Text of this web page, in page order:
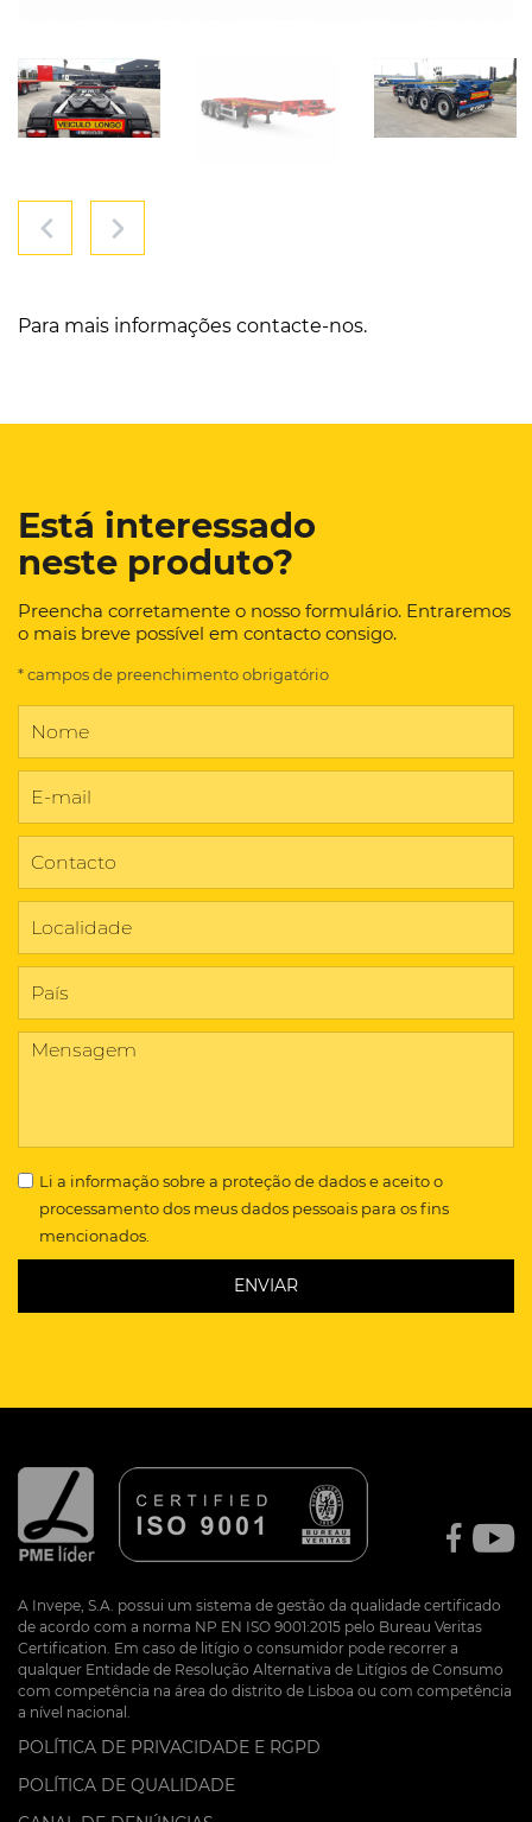
Para mais informações contacte-nos.
Está interessado
neste produto?
Preencha corretamente o nosso formulário. Entraremos
o mais breve possível em contacto consigo.
* campos de preenchimento obrigatório
Li a informação sobre a proteção de dadose aceito o
processamento dos meus dados pessoais para os fins
mencionados.
A Invepe, S.A. possui um sistema de gestão da qualidade certificado
de acordo com a norma NP EN ISO 9001:2015 pelo Bureau Veritas
Certification. Em caso de litígio o consumidor pode recorrer a
qualquer Entidade de Resolução Alternativa de Litígios de Consumo
com competência na área do distrito de Lisboa ou com competência
a nível nacional.
POLÍTICA DE PRIVACIDADE E RGPD
POLÍTICA DE QUALIDADE